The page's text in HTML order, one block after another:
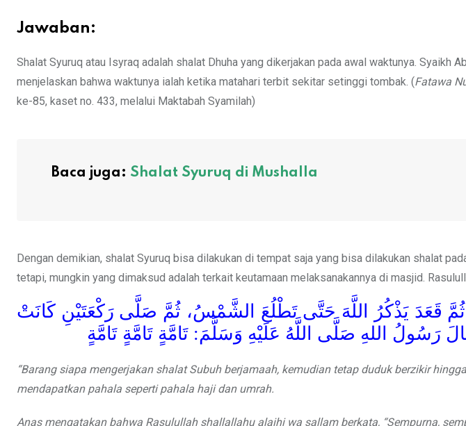
Jawaban:
Shalat Syuruq atau Isyraq adalah shalat Dhuha yang dikerjakan pada awal waktunya. Syaikh
menjelaskan bahwa waktunya ialah ketika matahari terbit sekitar setinggi tombak. (Fatawa
ke-85, kaset no. 433, melalui Maktabah Syamilah)
Baca juga: Shalat Syuruq di Mushalla
Dengan demikian, shalat Syuruq bisa dilakukan di tempat saja yang bisa dilakukan shalat
tetapi, mungkin yang dimaksud adalah terkait keutamaan melaksanakannya di masjid.
قَعَدَ يَذْكُرُ اللَّهَ حَتَّى تَطْلُعَ الشَّمْسُ، ثُمَّ صَلَّى رَكْعَتَيْنِ كَانَتْ
رَسُولُ اللهِ صَلَّى اللَّهُ عَلَيْهِ وَسَلَّمَ: تَامَّةٍ تَامَّةٍ تَامَّةٍ
“Barang siapa mengerjakan shalat Subuh berjamaah, kemudian tetap duduk berzikir
mendapatkan pahala seperti pahala haji dan umrah.
Anas mengatakan bahwa Rasulullah shallallahu alaihi wa sallam berkata, “Sempurna,